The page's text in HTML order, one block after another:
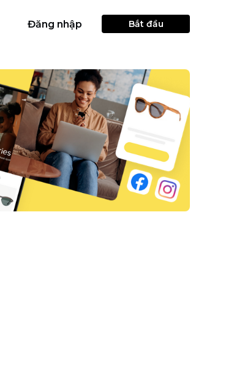
Đăng nhập Bắt đầu